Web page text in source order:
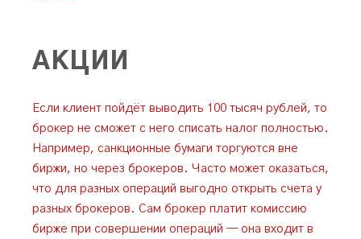
АКЦИИ
Если клиент пойдёт выводить 100 тысяч рублей, то
брокер не сможет с него списать налог полностью.
Например, санкционные бумаги торгуются вне
биржи, но через брокеров. Часто может оказаться,
что для разных операций выгодно открыть счета у
разных брокеров. Сам брокер платит комиссию
бирже при совершении операций — она входит в